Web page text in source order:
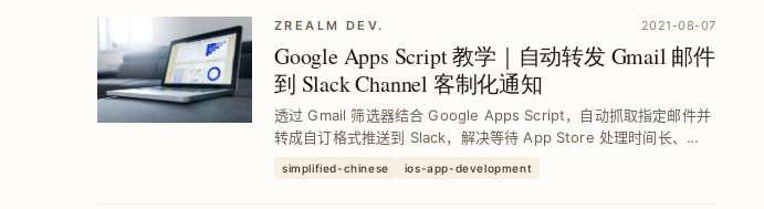
ZREALM DEV. 2021-08-07
Google Apps Script 教学｜自动转发 Gmail 邮件
到 Slack Channel 客制化通知
透过 Gmail 筛选器结合 Google Apps Script，自动抓取指定邮件并
转成自订格式推送到 Slack，解决等待 App Store 处理时间长、
simplified-chinese ios-app-development